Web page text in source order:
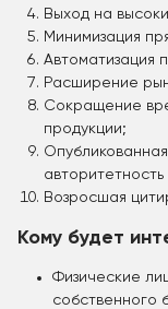
Выход на
Минимизация
Автоматизация
Расширение
Сокращение
продукции;
Возросшая
Кому будет
Физические
собственного